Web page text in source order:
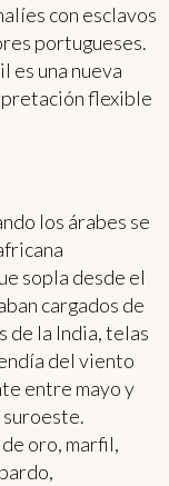
con esclavos
portugueses.
es una nueva
flexible
los árabes se
sopla desde el
cargados de
de la India, telas
del viento
entre mayo y
oro, marfil,